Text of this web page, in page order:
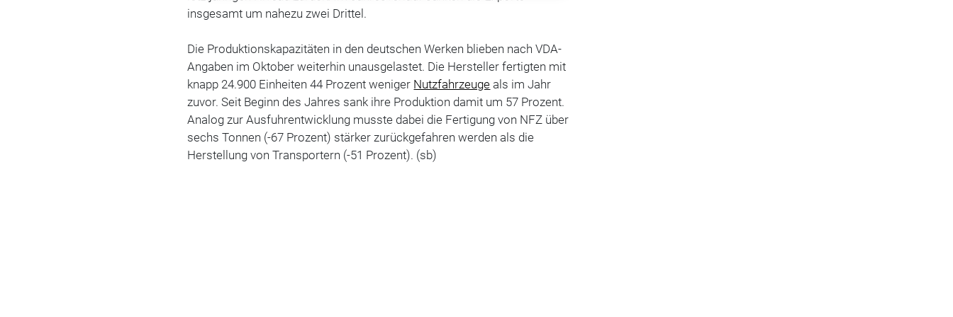
insgesamt um nahezu zwei Drittel.
Die Produktionskapazitäten in den deutschen Werken blieben nach VDA-
Angaben im Oktober weiterhin unausgelastet. Die Hersteller fertigten mit
knapp 24.900 Einheiten 44 Prozent weniger Nutzfahrzeuge als im Jahr
zuvor. Seit Beginn des Jahres sank ihre Produktion damit um 57 Prozent.
Analog zur Ausfuhrentwicklung musste dabei die Fertigung von NFZ über
sechs Tonnen (-67 Prozent) stärker zurückgefahren werden als die
Herstellung von Transportern (-51 Prozent). (sb)